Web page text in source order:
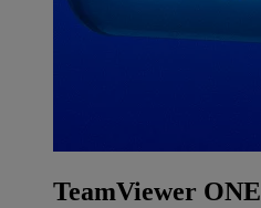
TeamViewer ONE